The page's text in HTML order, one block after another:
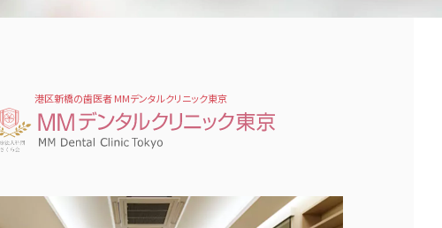
港区新橋の歯医者 MMデンタルクリニック東京